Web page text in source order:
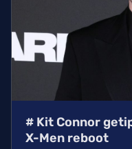
# Kit Connor
X-Men reboot